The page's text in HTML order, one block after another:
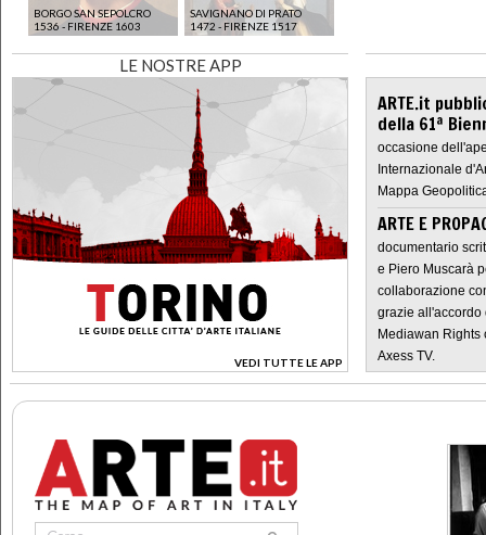
BORGO SAN SEPOLCRO
1536 - FIRENZE 1603
SAVIGNANO DI PRATO
1472 - FIRENZE 1517
LE NOSTRE APP
VEDI TUTTE LE APP
>
ARTE.it
della 61ª
occasione
Internazionale
Mappa
ARTE E
documentario
e Piero Muscarà
collaborazione
grazie all'accordo
Mediawan Rights
Axess TV.